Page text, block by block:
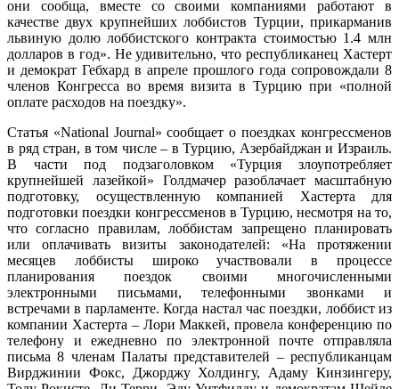
они сообща, вместе со своими компаниями работают в
качестве двух крупнейших лоббистов Турции, прикарманив
львиную долю лоббистского контракта стоимостью 1.4 млн
долларов в год». Не удивительно, что республиканец Хастерт
и демократ Гебхард в апреле прошлого года сопровождали 8
членов Конгресса во время визита в Турцию при «полной
оплате расходов на поездку».
Статья «National Journal» сообщает о поездках конгрессменов
в ряд стран, в том числе – в Турцию, Азербайджан и Израиль.
В части под подзаголовком «Турция злоупотребляет
крупнейшей лазейкой» Голдмачер разоблачает масштабную
подготовку, осуществленную компанией Хастерта для
подготовки поездки конгрессменов в Турцию, несмотря на то,
что согласно правилам, лоббистам запрещено планировать
или оплачивать визиты законодателей: «На протяжении
месяцев лоббисты широко участвовали в процессе
планирования поездок своими многочисленными
электронными письмами, телефонными звонками и
встречами в парламенте. Когда настал час поездки, лоббист из
компании Хастерта – Лори Маккей, провела конференцию по
телефону и ежедневно по электронной почте отправляла
письма 8 членам Палаты представителей – республиканцам
Вирджинии Фокс, Джорджу Холдингу, Адаму Кинзингеру,